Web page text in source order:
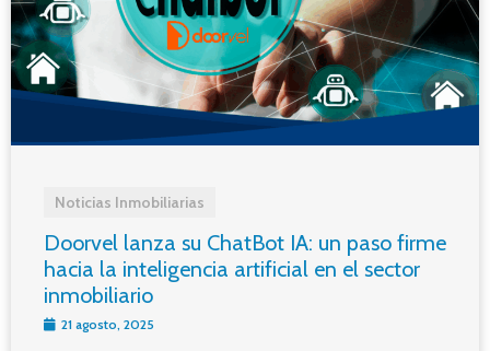
Noticias Inmobiliarias
Doorvel lanza su ChatBot IA: un paso firme
hacia la inteligencia artificial en el sector
inmobiliario
21 agosto, 2025